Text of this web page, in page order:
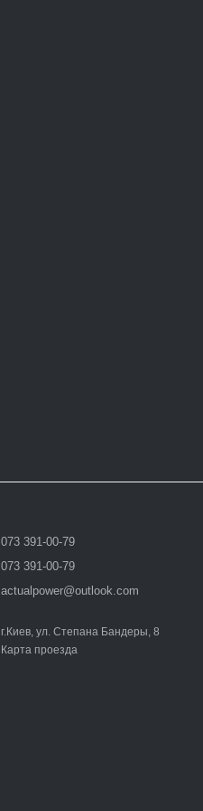
073 391-00-79
073 391-00-79
actualpower@outlook.com
г.Киев, ул. Степана Бандеры, 8
Карта проезда